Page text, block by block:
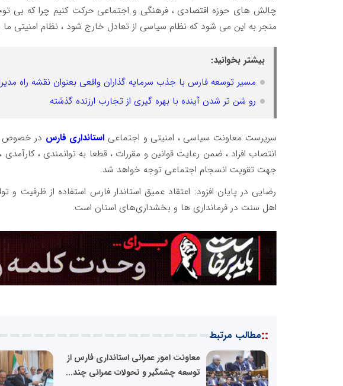
چالش های حوزه اقتصادی ، فرهنگی و اجتماعی حرکت کنیم چرا که بی
منجر به این می شود که نظام سیاسی از تعادل خارج شود ، نظام امنیتی ما
بیشتر بخوانید:
مسیر توسعه فارس با جذب سرمایه گذاران واقعی بعنوان نقشه راه
رو شن تر شدن آینده با بهره گیری از تجارب ارزنده گذشته
سرپرست معاونت سیاسی ، امنیتی و اجتماعی استانداری فارس در خصوص
انتصاب افراد ، ضمن رعایت قوانین و مقررات ، قطعا به توانمندی ، کارآمدی
جهت تقویت انسجام اجتماعی توجه خواهد شد.
رضایی در پایان افزود: اعتقاد عمیق استاندار فارس استفاده از ظرفیت و
اهل سنت در فرمانداری ها و بخشداری‌های استان است.
::مطالب مرتبط
معاونت امور عمرانی استانداری فارس از
توسعه چشمگیر و تحولات عمرانی چند...